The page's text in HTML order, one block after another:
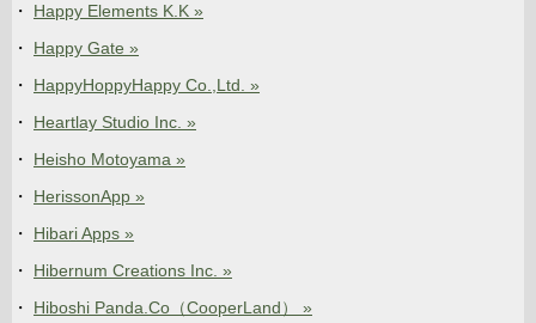
Happy Elements K.K »
Happy Gate »
HappyHoppyHappy Co.,Ltd. »
Heartlay Studio Inc. »
Heisho Motoyama »
HerissonApp »
Hibari Apps »
Hibernum Creations Inc. »
Hiboshi Panda.Co（CooperLand） »